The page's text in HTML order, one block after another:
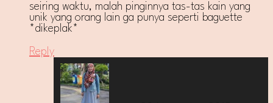
seiring waktu, malah pinginnya tas-tas kain yang
unik yang orang lain ga punya seperti baguette
*dikeplak*
Reply